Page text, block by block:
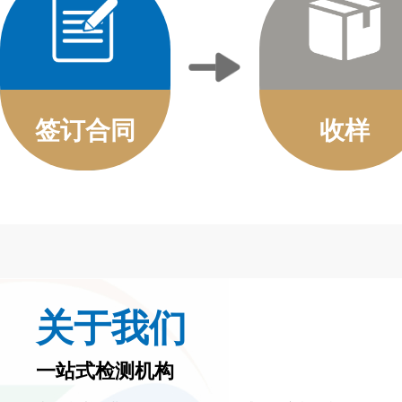
签订合同 收样
关于我们
一站式检测机构